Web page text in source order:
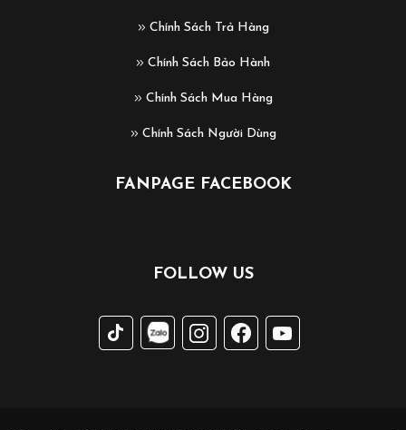
Chính Sách Trả Hàng
Chính Sách Bảo Hành
Chính Sách Mua Hàng
Chính Sách Người Dùng
FANPAGE FACEBOOK
FOLLOW US